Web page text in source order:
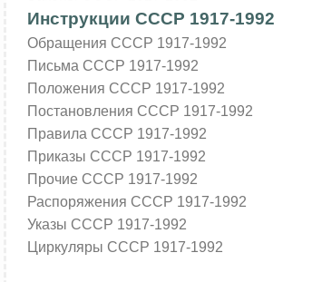
Инструкции СССР 1917-1992
Обращения СССР 1917-1992
Письма СССР 1917-1992
Положения СССР 1917-1992
Постановления СССР 1917-1992
Правила СССР 1917-1992
Приказы СССР 1917-1992
Прочие СССР 1917-1992
Распоряжения СССР 1917-1992
Указы СССР 1917-1992
Циркуляры СССР 1917-1992